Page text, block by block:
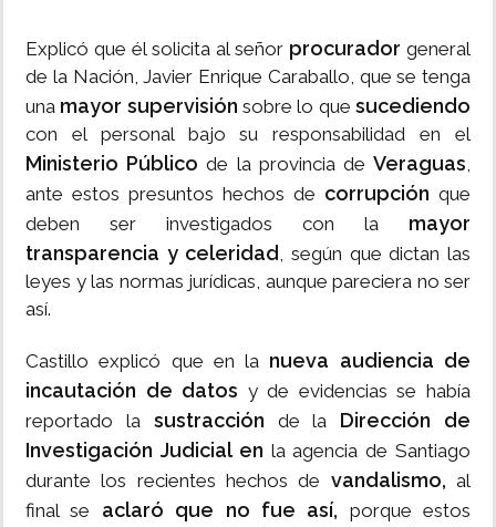
Explicó que él solicita al señor procurador general
de la Nación, Javier Enrique Caraballo, que se tenga
una mayor supervisión sobre lo que sucediendo
con el personal bajo su responsabilidad en el
Ministerio Público de la provincia deVeraguas,
ante estos presuntos hechos de corrupción que
deben ser investigados con la mayor
transparencia y celeridad , según que dictan las
leyes y las normas jurídicas, aunque pareciera no ser
así.
Castillo explicó que en la nueva audiencia de
incautación de datos y de evidencias se había
reportado la sustracción de la Dirección de
Investigación Judicial en la agencia de Santiago
durante los recientes hechos de vandalismo, al
final se aclaró que no fue así, porque estos